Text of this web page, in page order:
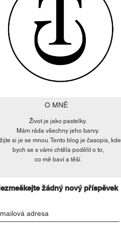
O MNĚ
Život je jako pastelky.
Mám ráda všechny jeho barvy.
si je se mnou. Tento blog je časopis, kde
bych se s vámi chtěla podělit o to,
co mě baví a těší.
žádný nový příspěvek